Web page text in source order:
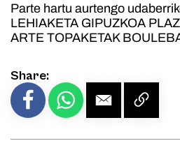
Parte hartu aurtengo
LEHIAKETA GIPUZKOA
ARTE TOPAKETAK
Share: